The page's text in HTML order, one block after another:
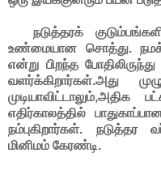
நடுத்தரக்
உண்மையான சொத்து.
என்று பிறந்த
வளர்க்கிறார்கள்.அது
எதிர்காலத்தில்
நம்புகிறார்கள். நடுத்தர
மினிமம் கேரண்டி.